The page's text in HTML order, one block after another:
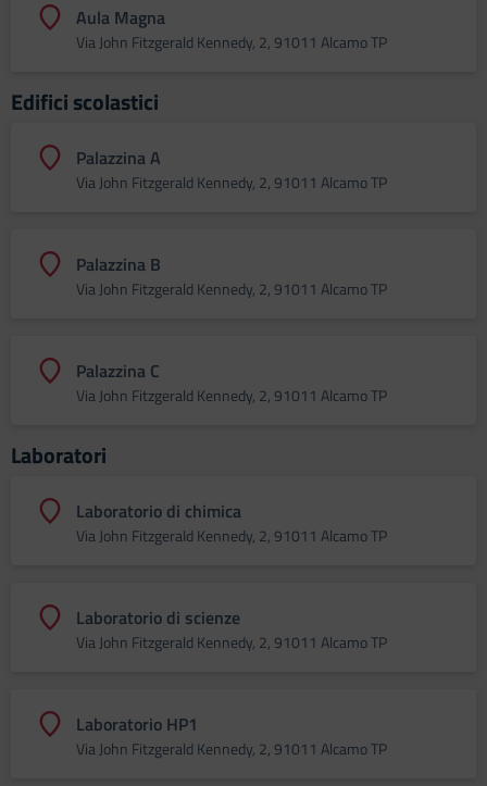
Aula Magna
Via John Fitzgerald Kennedy, 2, 91011 Alcamo TP
Edifici scolastici
Palazzina A
Via John Fitzgerald Kennedy, 2, 91011 Alcamo TP
Palazzina B
Via John Fitzgerald Kennedy, 2, 91011 Alcamo TP
Palazzina C
Via John Fitzgerald Kennedy, 2, 91011 Alcamo TP
Laboratori
Laboratorio di chimica
Via John Fitzgerald Kennedy, 2, 91011 Alcamo TP
Laboratorio di scienze
Via John Fitzgerald Kennedy, 2, 91011 Alcamo TP
Laboratorio HP1
Via John Fitzgerald Kennedy, 2, 91011 Alcamo TP